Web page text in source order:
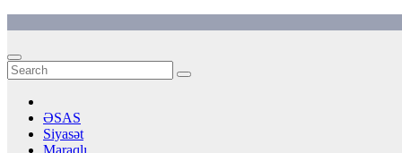
content
ƏSAS
Siyasət
Maraqlı